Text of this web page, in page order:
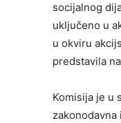
socijalnog
uključeno u
u okviru
predstavila
Komisija je u